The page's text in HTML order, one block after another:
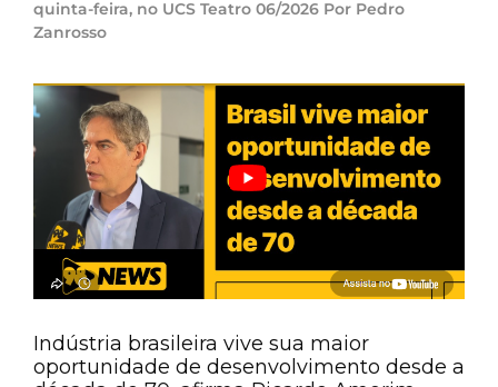
quinta-feira, no UCS Teatro 06/2026 Por Pedro
Zanrosso
Indústria brasileira vive sua maior
oportunidade de desenvolvimento desde a